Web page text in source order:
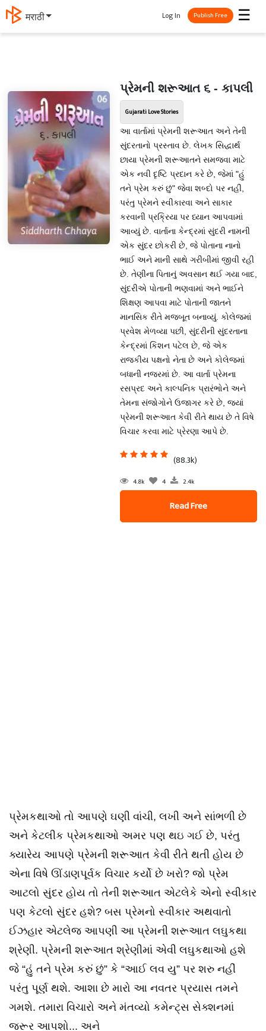
मराठी ☰
Log In Publish Free
પ્રેમની શરૂઆત ૬ - કાપલી
Gujarati Love Stories
આ વાર્તામાં પ્રેમની શરૂઆત અને તેની
સુંદરતાનો પ્રસ્તાવ છે. લેખક સિદ્ધાર્થ
છાયા પ્રેમની શરૂઆતને સમજવા માટે
એક નવી દૃષ્ટિ પ્રદાન કરે છે, જેમાં "હું
તને પ્રેમ કરું છું" જેવા શબ્દો પર નહીં,
પરંતુ પ્રેમને સ્વીકારવા અને સાકાર
કરવાની પ્રક્રિયા પર ધ્યાન આપવામાં
આવ્યું છે. વાર્તાના કેન્દ્રમાં સુંદરી નામની
એક સુંદર છોકરી છે, જે પોતાના નાનો
ભાઈ અને માની સાથે ગરીબીમાં જીવી રહી
છે. તેણીના પિતાનું અવસાન થઈ ગયા બાદ,
સુંદરીએ પોતાની ભણવામાં અને ભાઈને
શિક્ષણ આપવા માટે પોતાની જાતને
માનસિક રીતે મજબૂત બનાવ્યું. કોલેજમાં
પ્રવેશ મેળવ્યા પછી, સુંદરીની સુંદરતાના
કેન્દ્રમાં કિશન પટેલ છે, જે એક
રાજકીય પક્ષનો નેતા છે અને કોલેજમાં
બધાની નજરમાં છે. આ વાર્તા પ્રેમના
રસપ્રદ અને કાલ્પનિક પ્રારંભોને અને
તેમના સંજોગોને ઉજાગર કરે છે, જ્યાં
પ્રેમની શરૂઆત કેવી રીતે થાય છે તે વિષે
વિચાર કરવા માટે પ્રેરણા આપે છે.
(88.3k)
4.8k 4 2.4k
Read Free
પ્રેમકથાઓ તો આપણે ઘણી વાંચી, લખી અને સાંભળી છે
અને કેટલીક પ્રેમકથાઓ અમર પણ થઇ ગઈ છે, પરંતુ
ક્યારેય આપણે પ્રેમની શરૂઆત કેવી રીતે થતી હોય છે
એના વિષે ઊંડાણપૂર્વક વિચાર કર્યો છે ખરો? જો પ્રેમ
આટલો સુંદર હોય તો તેની શરૂઆત એટલેકે એનો સ્વીકાર
પણ કેટલો સુંદર હશે? બસ પ્રેમનો સ્વીકાર અથવાતો
ઈઝહાર એટલેજ આપણી આ પ્રેમની શરૂઆત લઘુકથા
શ્રેણી. પ્રેમની શરૂઆત શ્રેણીમાં એવી લઘુકથાઓ હશે
જે “હું તને પ્રેમ કરું છું” કે “આઈ લવ યુ” પર શરુ નહીં
પરંતુ પૂર્ણ થશે. આશા છે મારો આ નવતર પ્રયાસ તમને
ગમશે. તમારા વિચારો અને મંતવ્યો કમેન્ટ્સ સેક્શનમાં
જરૂર આપશો... અને